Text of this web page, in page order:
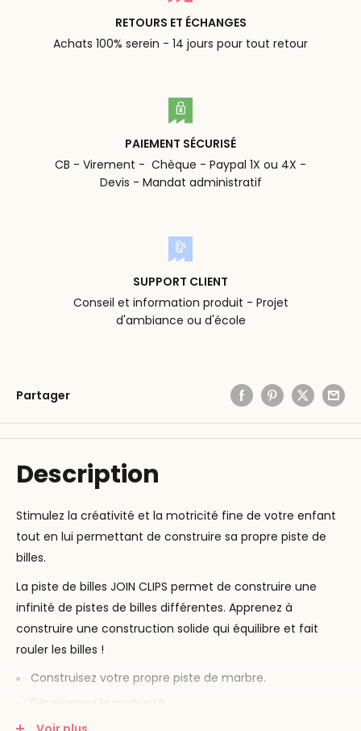
RETOURS ET ÉCHANGES
Achats 100% serein - 14 jours pour tout retour
PAIEMENT SÉCURISÉ
CB - Virement - Chèque - Paypal 1X ou 4X -
Devis - Mandat administratif
SUPPORT CLIENT
Conseil et information produit - Projet
d'ambiance ou d'école
Partager
Description
Stimulez la créativité et la motricité fine de votre enfant
tout en lui permettant de construire sa propre piste de
billes.
La piste de billes JOIN CLIPS permet de construire une
infinité de pistes de billes différentes. Apprenez à
construire une construction solide qui équilibre et fait
rouler les billes !
Construisez votre propre piste de marbre.
Développez la motricité